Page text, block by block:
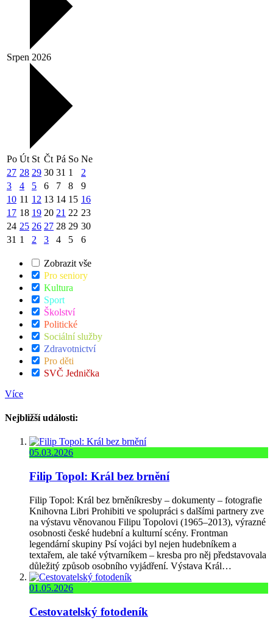
Srpen 2026
Po Út St Čt Pá So Ne
27 28 29 30 31 1
2
3
4 5 6 7 8
9
10 11 12 13 14 15 16
17 18 19 20 21 22 23
24 25 26 27 28 29 30
31 1 2 3 4 5 6
Zobrazit vše
Pro seniory
Kultura
Sport
Školství
Politické
Sociální služby
Zdravotnictví
Pro děti
SVČ Jednička
Více
Nejbližší události:
05.03.2026
Filip Topol: Král bez brnění
Filip Topol: Král bez brněníkresby – dokumenty – fotografie
Knihovna Libri Prohibiti ve spolupráci s dalšími partnery zve
na výstavu věnovanou Filipu Topolovi (1965–2013), výrazné
osobnosti české hudební a kulturní scény. Frontman
legendární skupiny Psí vojáci byl nejen hudebníkem a
textařem, ale také výtvarníkem – kresba pro něj představovala
důležitý způsob osobního vyjádření. Výstava Král…
01.05.2026
Cestovatelský fotodeník